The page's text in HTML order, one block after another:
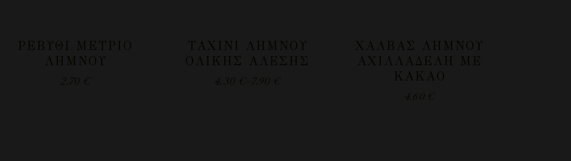
ΡΕΒΎΘΙ ΜΈΤΡΙΟ
ΛΉΜΝΟΥ
2.70 €
ΤΑΧΊΝΙ ΛΉΜΝΟΥ
ΟΛΙΚΉΣ ΑΛΈΣΗΣ
4.30 € 7.90 €
ΧΑΛΒΆΣ ΛΉΜΝΟΥ
ΑΧΙΛΛΑΔΈΛΗ ΜΕ
ΚΑΚΆΟ
4.60 €